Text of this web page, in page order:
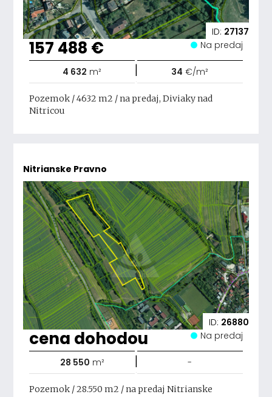
ID: 27137
157 488 € Na predaj
4 632 m² | 34 €/m²
Pozemok / 4632 m2 / na predaj, Diviaky nad
Nitricou
Nitrianske Pravno
ID: 26880
cena dohodou Na predaj
28 550 m² | -
Pozemok / 28.550 m2 / na predaj Nitrianske